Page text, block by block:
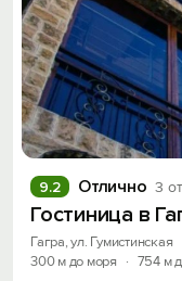
Отлично 3
9.2
Гостиница в
Гагра, ул. Гумистинская
300 м до моря
· 754 м